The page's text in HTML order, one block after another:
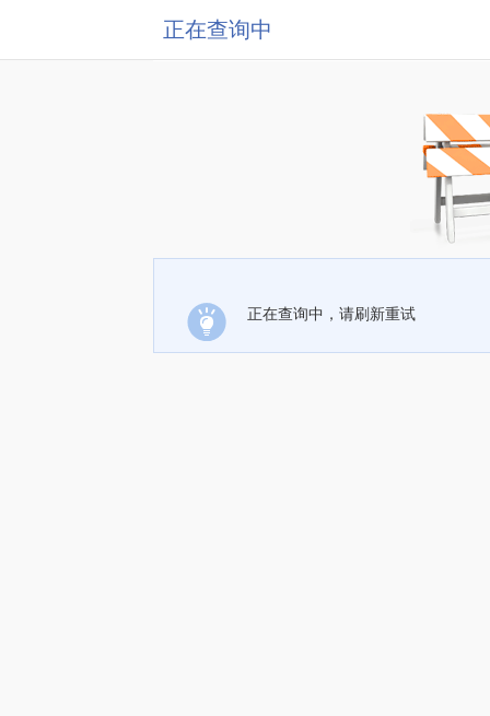
正在查询中
正在查询中，请刷新重试